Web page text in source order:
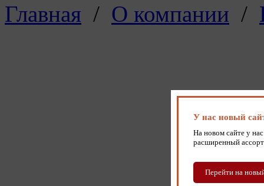
Главная / О компании /
У нас новый
На новом сайте у
расширенный
Перейти на